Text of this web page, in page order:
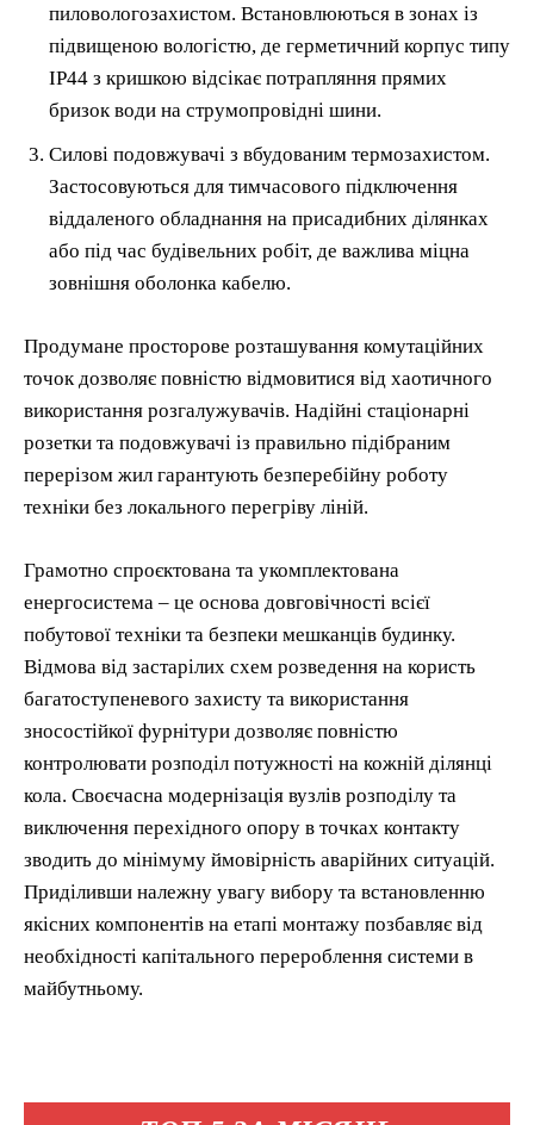
пиловологозахистом. Встановлюються в зонах із
підвищеною вологістю, де герметичний корпус типу
IP44 з кришкою відсікає потрапляння прямих
бризок води на струмопровідні шини.
Силові подовжувачі з вбудованим термозахистом.
Застосовуються для тимчасового підключення
віддаленого обладнання на присадибних ділянках
або під час будівельних робіт, де важлива міцна
зовнішня оболонка кабелю.
Продумане просторове розташування комутаційних
точок дозволяє повністю відмовитися від хаотичного
використання розгалужувачів. Надійні стаціонарні
розетки та подовжувачі із правильно підібраним
перерізом жил гарантують безперебійну роботу
техніки без локального перегріву ліній.
Грамотно спроєктована та укомплектована
енергосистема – це основа довговічності всієї
побутової техніки та безпеки мешканців будинку.
Відмова від застарілих схем розведення на користь
багатоступеневого захисту та використання
зносостійкої фурнітури дозволяє повністю
контролювати розподіл потужності на кожній ділянці
кола. Своєчасна модернізація вузлів розподілу та
виключення перехідного опору в точках контакту
зводить до мінімуму ймовірність аварійних ситуацій.
Приділивши належну увагу вибору та встановленню
якісних компонентів на етапі монтажу позбавляє від
необхідності капітального перероблення системи в
майбутньому.